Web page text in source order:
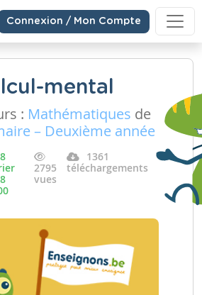
Connexion / Mon Compte
mental
: Mathématiques de
– Deuxième année
8
2795
vues
1361
téléchargements